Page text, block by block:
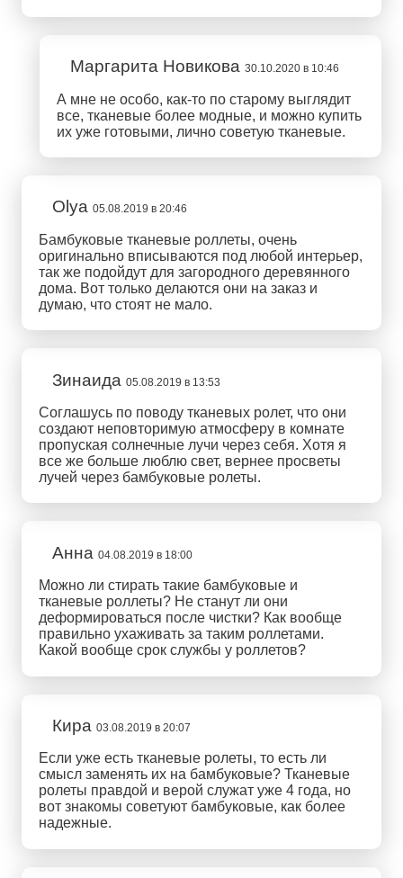
Маргарита Новикова 30.10.2020 в 10:46
А мне не особо, как-то по старому выглядит
все, тканевые более модные, и можно купить
их уже готовыми, лично советую тканевые.
Olya 05.08.2019 в 20:46
Бамбуковые тканевые роллеты, очень
оригинально вписываются под любой интерьер,
так же подойдут для загородного деревянного
дома. Вот только делаются они на заказ и
думаю, что стоят не мало.
Зинаида 05.08.2019 в 13:53
Соглашусь по поводу тканевых ролет, что они
создают неповторимую атмосферу в комнате
пропуская солнечные лучи через себя. Хотя я
все же больше люблю свет, вернее просветы
лучей через бамбуковые ролеты.
Анна 04.08.2019 в 18:00
Можно ли стирать такие бамбуковые и
тканевые роллеты? Не станут ли они
деформироваться после чистки? Как вообще
правильно ухаживать за таким роллетами.
Какой вообще срок службы у роллетов?
Кира 03.08.2019 в 20:07
Если уже есть тканевые ролеты, то есть ли
смысл заменять их на бамбуковые? Тканевые
ролеты правдой и верой служат уже 4 года, но
вот знакомы советуют бамбуковые, как более
надежные.